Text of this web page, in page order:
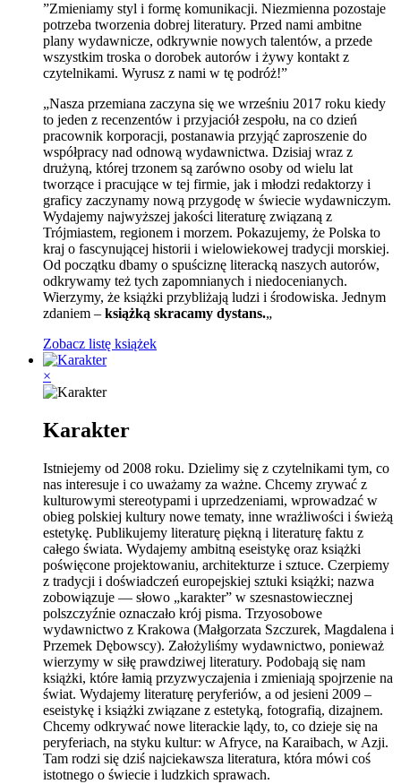
”Zmieniamy styl i formę komunikacji. Niezmienna pozostaje
potrzeba tworzenia dobrej literatury. Przed nami ambitne
plany wydawnicze, odkrywnie nowych talentów, a przede
wszystkim troska o dorobek autorów i żywy kontakt z
czytelnikami. Wyrusz z nami w tę podróż!”
„Nasza przemiana zaczyna się we wrześniu 2017 roku kiedy
to jeden z recenzentów i przyjaciół zespołu, na co dzień
pracownik korporacji, postanawia przyjąć zaproszenie do
współpracy nad odnową wydawnictwa. Dzisiaj wraz z
drużyną, której trzonem są zarówno osoby od wielu lat
tworzące i pracujące w tej firmie, jak i młodzi redaktorzy i
graficy zaczynamy nową przygodę w świecie wydawniczym.
Wydajemy najwyższej jakości literaturę związaną z
Trójmiastem, regionem i morzem. Pokazujemy, że Polska to
kraj o fascynującej historii i wielowiekowej tradycji morskiej.
Od początku dbamy o spuściznę literacką naszych autorów,
odkrywamy też tych zapomnianych i niedocenianych.
Wierzymy, że książki przybliżają ludzi i środowiska. Jednym
zdaniem – książką skracamy dystans.„
Zobacz listę książek
×
Karakter
Istniejemy od 2008 roku. Dzielimy się z czytelnikami tym, co
nas interesuje i co uważamy za ważne. Chcemy zrywać z
kulturowymi stereotypami i uprzedzeniami, wprowadzać w
obieg polskiej kultury nowe tematy, inne wrażliwości i świeżą
estetykę. Publikujemy literaturę piękną i literaturę faktu z
całego świata. Wydajemy ambitną eseistykę oraz książki
poświęcone projektowaniu, architekturze i sztuce. Czerpiemy
z tradycji i doświadczeń europejskiej sztuki książki; nazwa
zobowiązuje — słowo „karakter” w szesnastowiecznej
polszczyźnie oznaczało krój pisma. Trzyosobowe
wydawnictwo z Krakowa (Małgorzata Szczurek, Magdalena i
Przemek Dębowscy). Założyliśmy wydawnictwo, ponieważ
wierzymy w siłę prawdziwej literatury. Podobają się nam
książki, które łamią przyzwyczajenia i zmieniają spojrzenie na
świat. Wydajemy literaturę peryferiów, a od jesieni 2009 –
eseistykę i książki związane z estetyką, fotografią, dizajnem.
Chcemy odkrywać nowe literackie lądy, to, co dzieje się na
peryferiach, na styku kultur: w Afryce, na Karaibach, w Azji.
Tam rodzi się dziś najciekawsza literatura, która mówi coś
istotnego o świecie i ludzkich sprawach.